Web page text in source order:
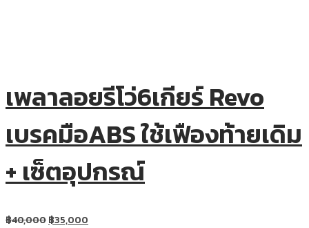
เพลาลอยรีโว่6เกียร์ Revo
เบรคมือABS ใช้เฟืองท้ายเดิม
+ เซ็ตอุปกรณ์
฿40,000฿35,000